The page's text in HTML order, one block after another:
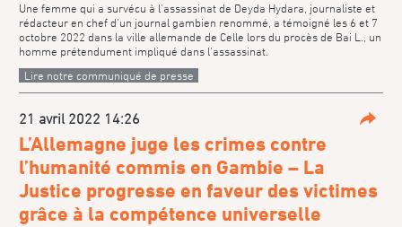
Une femme qui a survécu à l’assassinat de Deyda Hydara, journaliste et
rédacteur en chef d’un journal gambien renommé, a témoigné les 6 et 7
octobre 2022 dans la ville allemande de Celle lors du procès de Bai L., un
homme prétendument impliqué dans l’assassinat.
Lire notre communiqué de presse
21 avril 2022 14:26
L’Allemagne juge les crimes contre
l’humanité commis en Gambie – La
Justice progresse en faveur des victimes
grâce à la compétence universelle